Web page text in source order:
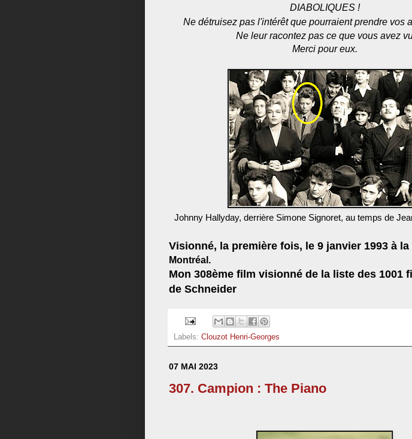
DIABOLIQUES !
Ne détruisez pas l'intérêt que pourraient prendre vos
Ne leur racontez pas ce que vous avez
Merci pour eux.
Johnny Hallyday, derrière Simone Signoret, au temps de
Visionné, la première fois, le 9 janvier 1993 à
Montréal.
Mon 308ème film visionné de la liste des 1001
de Schneider
Labels: Clouzot Henri-Georges
07 MAI 2023
307. Campion : The Piano